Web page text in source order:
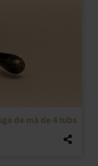
de mà de 4 tubs